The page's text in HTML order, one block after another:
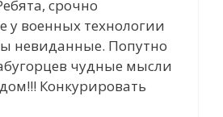
срочно
у военных технологии
невиданные. Попутно
чудные мысли
Конкурировать